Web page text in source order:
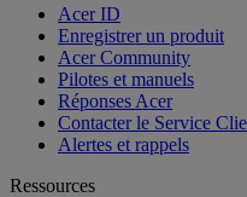
Acer ID
Enregistrer un produit
Acer Community
Pilotes et manuels
Réponses Acer
Contacter le Service
Alertes et rappels
Ressources